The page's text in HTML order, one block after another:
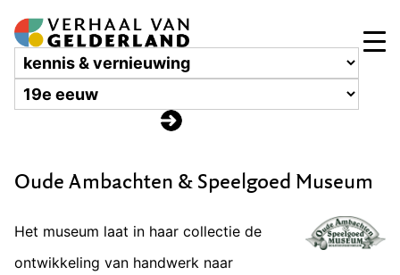
Oude Ambachten & Speelgoed Museum
Het museum laat in haar collectie de
ontwikkeling van handwerk naar